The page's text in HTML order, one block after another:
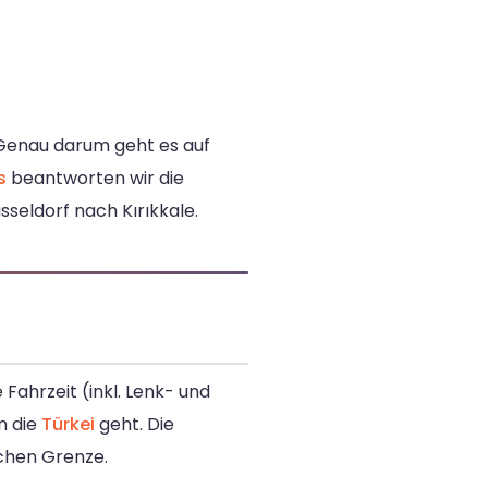
darum geht es auf
beantworten wir die
nach Kırıkkale.
(inkl. Lenk- und
die Türkei geht. Die
Grenze.